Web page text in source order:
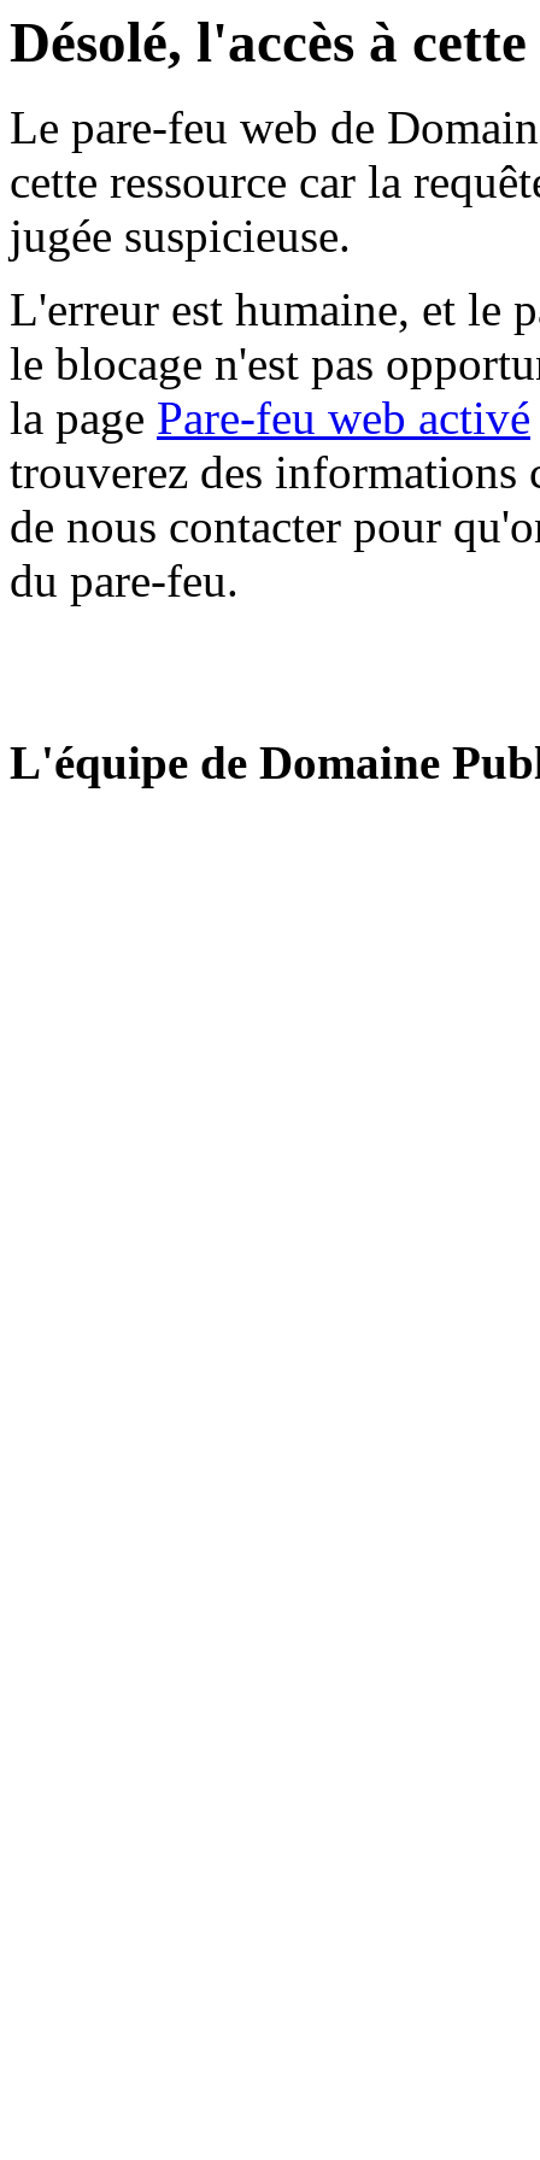
Désolé, l'accès à
Le pare-feu web de
cette ressource car la
jugée suspicieuse.
L'erreur est humaine, et le
le blocage n'est pas
la page Pare-feu web activé
trouverez des informations
de nous contacter pour
du pare-feu.
L'équipe de Domaine